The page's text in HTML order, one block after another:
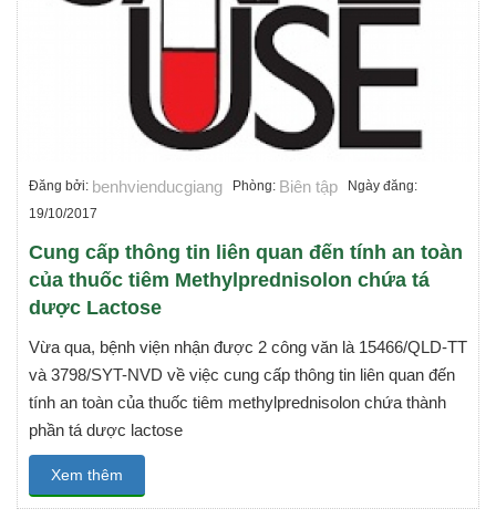
Đăng bởi: benhvienducgiang Phòng: Biên tập Ngày đăng:
19/10/2017
Cung cấp thông tin liên quan đến tính an toàn
của thuốc tiêm Methylprednisolon chứa tá
dược Lactose
Vừa qua, bệnh viện nhận được 2 công văn là 15466/QLD-TT
và 3798/SYT-NVD về việc cung cấp thông tin liên quan đến
tính an toàn của thuốc tiêm methylprednisolon chứa thành
phần tá dược lactose
Xem thêm